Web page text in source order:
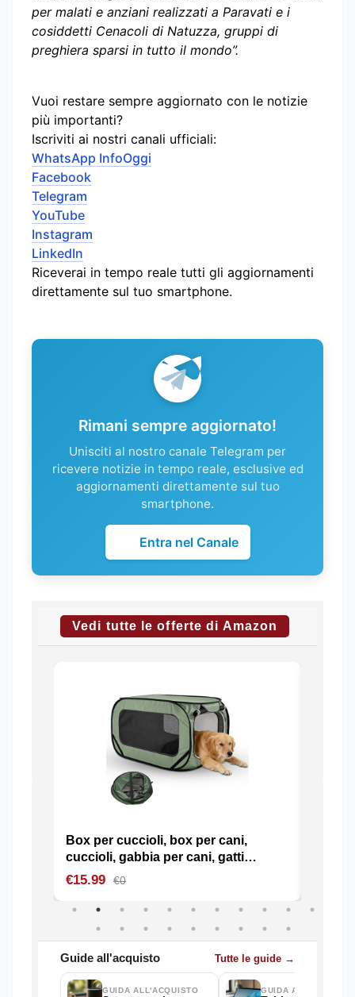
per malati e anziani realizzati a Paravati e i
cosiddetti Cenacoli di Natuzza, gruppi di
preghiera sparsi in tutto il mondo”.
Vuoi restare sempre aggiornato con le notizie
più importanti?
Iscriviti ai nostri canali ufficiali:
WhatsApp InfoOggi
Facebook
Telegram
YouTube
Instagram
LinkedIn
Riceverai in tempo reale tutti gli aggiornamenti
direttamente sul tuo smartphone.
Rimani sempre aggiornato!
Unisciti al nostro canale Telegram per
ricevere notizie in tempo reale, esclusive ed
aggiornamenti direttamente sul tuo
smartphone.
Entra nel Canale